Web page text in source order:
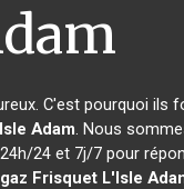
C'est pourquoi ils
Adam. Nous
24 et 7j/7 pour
Frisquet L'Isle